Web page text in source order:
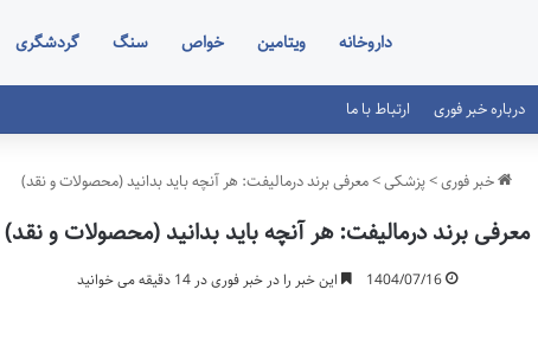
داروخانه ویتامین خواص سنگ گردشگری
درباره خبر فوری ارتباط با ما
خبر فوری>پزشکی>معرفی برند درمالیفت: هر آنچه باید بدانید (محصولات و نقد)
معرفی برند درمالیفت: هر آنچه باید بدانید (محصولات و نقد)
1404/07/16 این خبر را در خبر فوری در 14 دقیقه می خوانید